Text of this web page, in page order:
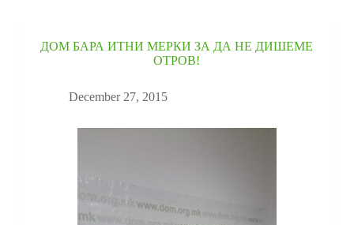
ДОМ БАРА ИТНИ МЕРКИ ЗА ДА НЕ ДИШЕМЕ
ОТРОВ!
December 27, 2015